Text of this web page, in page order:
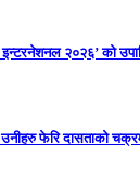
इन्टरनेशनल २०२६’ को
फेरि दासताको